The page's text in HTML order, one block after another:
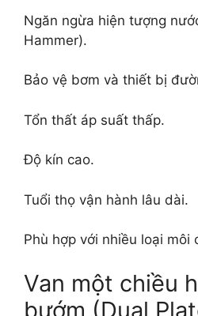
Ngăn ngừa hiện tượng
Hammer).
Bảo vệ bơm và thiết bị
Tổn thất áp suất thấp.
Độ kín cao.
Tuổi thọ vận hành lâu dài.
Phù hợp với nhiều loại môi
Van một chiều
bướm (Dual